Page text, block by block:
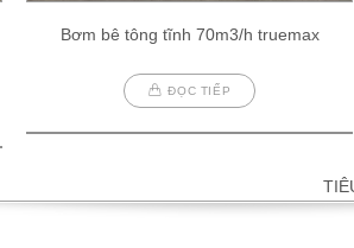
Bơm bê tông tĩnh 70m3/h truemax
ĐỌC TIẾP